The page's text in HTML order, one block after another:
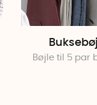
Bøjle til 5 par